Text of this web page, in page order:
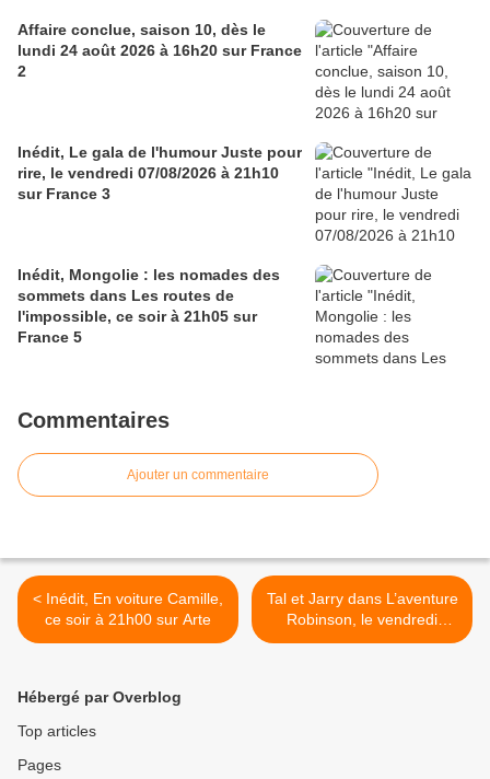
Affaire conclue, saison 10, dès le
lundi 24 août 2026 à 16h20 sur France
2
Inédit, Le gala de l'humour Juste pour
rire, le vendredi 07/08/2026 à 21h10
sur France 3
Inédit, Mongolie : les nomades des
sommets dans Les routes de
l'impossible, ce soir à 21h05 sur
France 5
Commentaires
Ajouter un commentaire
< Inédit, En voiture Camille,
ce soir à 21h00 sur Arte
Tal et Jarry dans L’aventure
Robinson, le vendredi
22/02/19 à 21h00 sur TF1 >
Hébergé par Overblog
Top articles
Pages